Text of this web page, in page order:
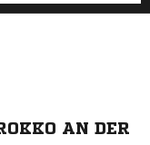
AN DER